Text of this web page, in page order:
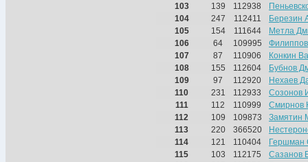
103
139 112938
104
247 112411
Березин
105
154 111644
Метла
106
64 109995
107
87 110906
Конкин
108
155 112604
Бубнов
109
97 112920
Нехаев
110
231 112933
Созонов
111
112 110999
Смирнов
112
109 109873
Замятин
113
220 366520
114
121 110404
Гершман
115
103 112175
Сазанов